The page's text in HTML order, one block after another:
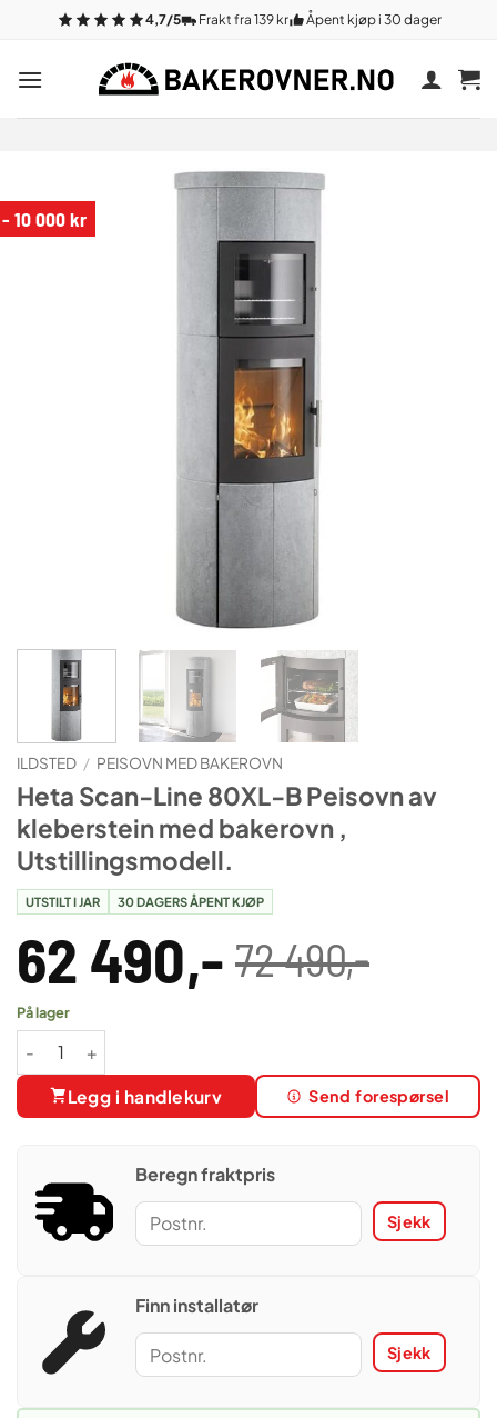
innhold
4,7/5 Frakt fra 139 kr Åpent kjøp i 30 dager
- 10 000 kr
ILDSTED / PEISOVN MED BAKEROVN
Heta Scan-Line 80XL-B Peisovn av
kleberstein med bakerovn ,
Utstillingsmodell.
UTSTILT I JAR 30 DAGERS ÅPENT KJØP
62 490,- 72 490,-
Opprinnelig
var:
72
490,00 .
Nåværende
er:
62
490,00 .
På lager
Heta Scan-Line 80XL-B Peisovn av kleberstein med
Legg i handlekurv Send forespørsel
Beregn fraktpris
Sjekk
Finn installatør
Sjekk